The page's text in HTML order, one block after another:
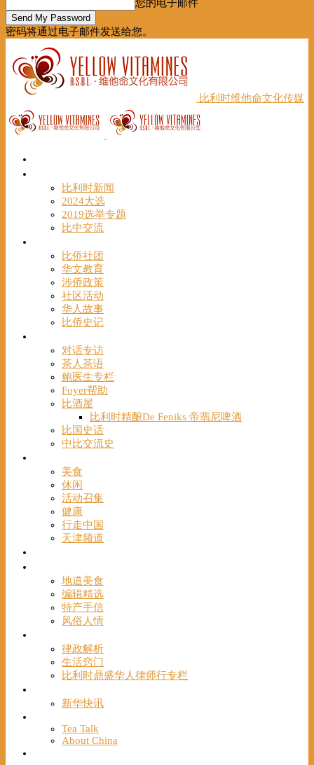
您的电子邮件
密码将通过电子邮件发送给您。
比利时维他命文化传媒
比利时新闻
2024大选
2019选举专题
比中交流
比侨社团
华文教育
涉侨政策
社区活动
华人故事
比侨史记
对话专访
茶人茶语
鲍医生专栏
Foyer帮助
比酒屋
比利时精酿De Feniks 帝翡尼啤酒
比国史话
中比交流史
美食
休闲
活动召集
健康
行走中国
天津频道
地道美食
编辑精选
特产手信
风俗人情
律政解析
生活窍门
比利时鼎盛华人律师行专栏
新华快讯
Tea Talk
About China